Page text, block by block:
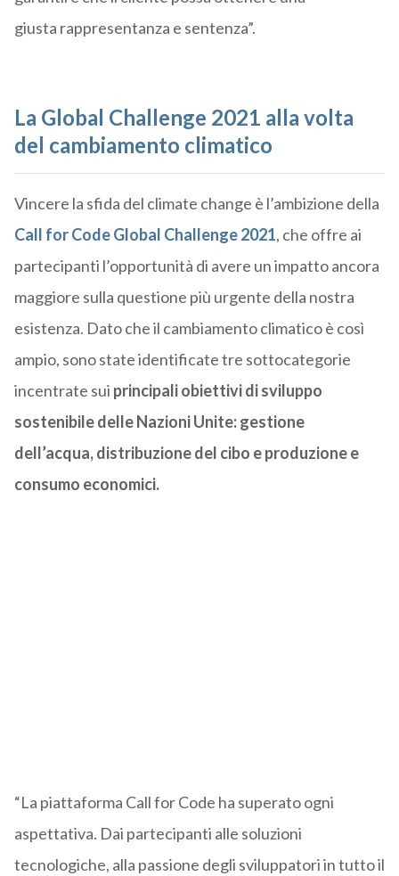
giusta rappresentanza e sentenza”.
La Global Challenge 2021 alla volta
del cambiamento climatico
Vincere la sfida del climate change è l’ambizione della
Call for Code Global Challenge 2021, che offre ai
partecipanti l’opportunità di avere un impatto ancora
maggiore sulla questione più urgente della nostra
esistenza. Dato che il cambiamento climatico è così
ampio, sono state identificate tre sottocategorie
incentrate sui principali obiettivi di sviluppo
sostenibile delle Nazioni Unite: gestione
dell’acqua, distribuzione del cibo e produzione e
consumo economici.
“La piattaforma Call for Code ha superato ogni
aspettativa. Dai partecipanti alle soluzioni
tecnologiche, alla passione degli sviluppatori in tuttoil